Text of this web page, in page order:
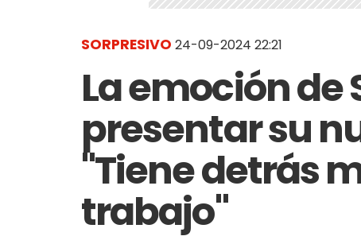
SORPRESIVO 24-09-2024 22:21
La emoción de
presentar su
"Tiene detrás
trabajo"